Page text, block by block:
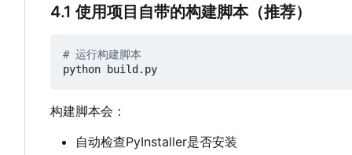
4.1 使用项目自带的构建脚本（推荐）
# 运行构建脚本
构建脚本会：
自动检查PyInstaller是否安装